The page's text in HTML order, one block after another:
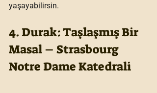
yaşayabilirsin.
4. Durak: Taşlaşmış Bir
Masal – Strasbourg
Notre Dame Katedrali